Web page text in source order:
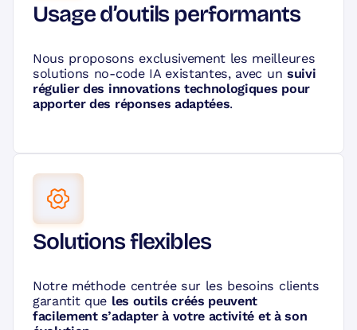
Usage d’outils performants
Nous proposons exclusivement les meilleures
solutions no-code IA existantes, avec un suivi
régulier des innovations technologiques pour
apporter des réponses adaptées.
Solutions flexibles
Notre méthode centrée sur les besoins clients
garantit que les outils créés peuvent
facilement s’adapter à votre activité et à son